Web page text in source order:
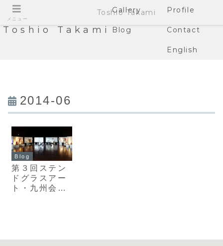
Toshio Takami
Gallery Profile
Blog Contact
English
2014-06
Blog
第３回ステン
ドグラスアー
ト・九州会作
メニュー
Toshio Takami